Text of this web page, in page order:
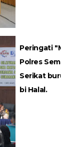
Peringati
Polres
Serikat
bi Halal.